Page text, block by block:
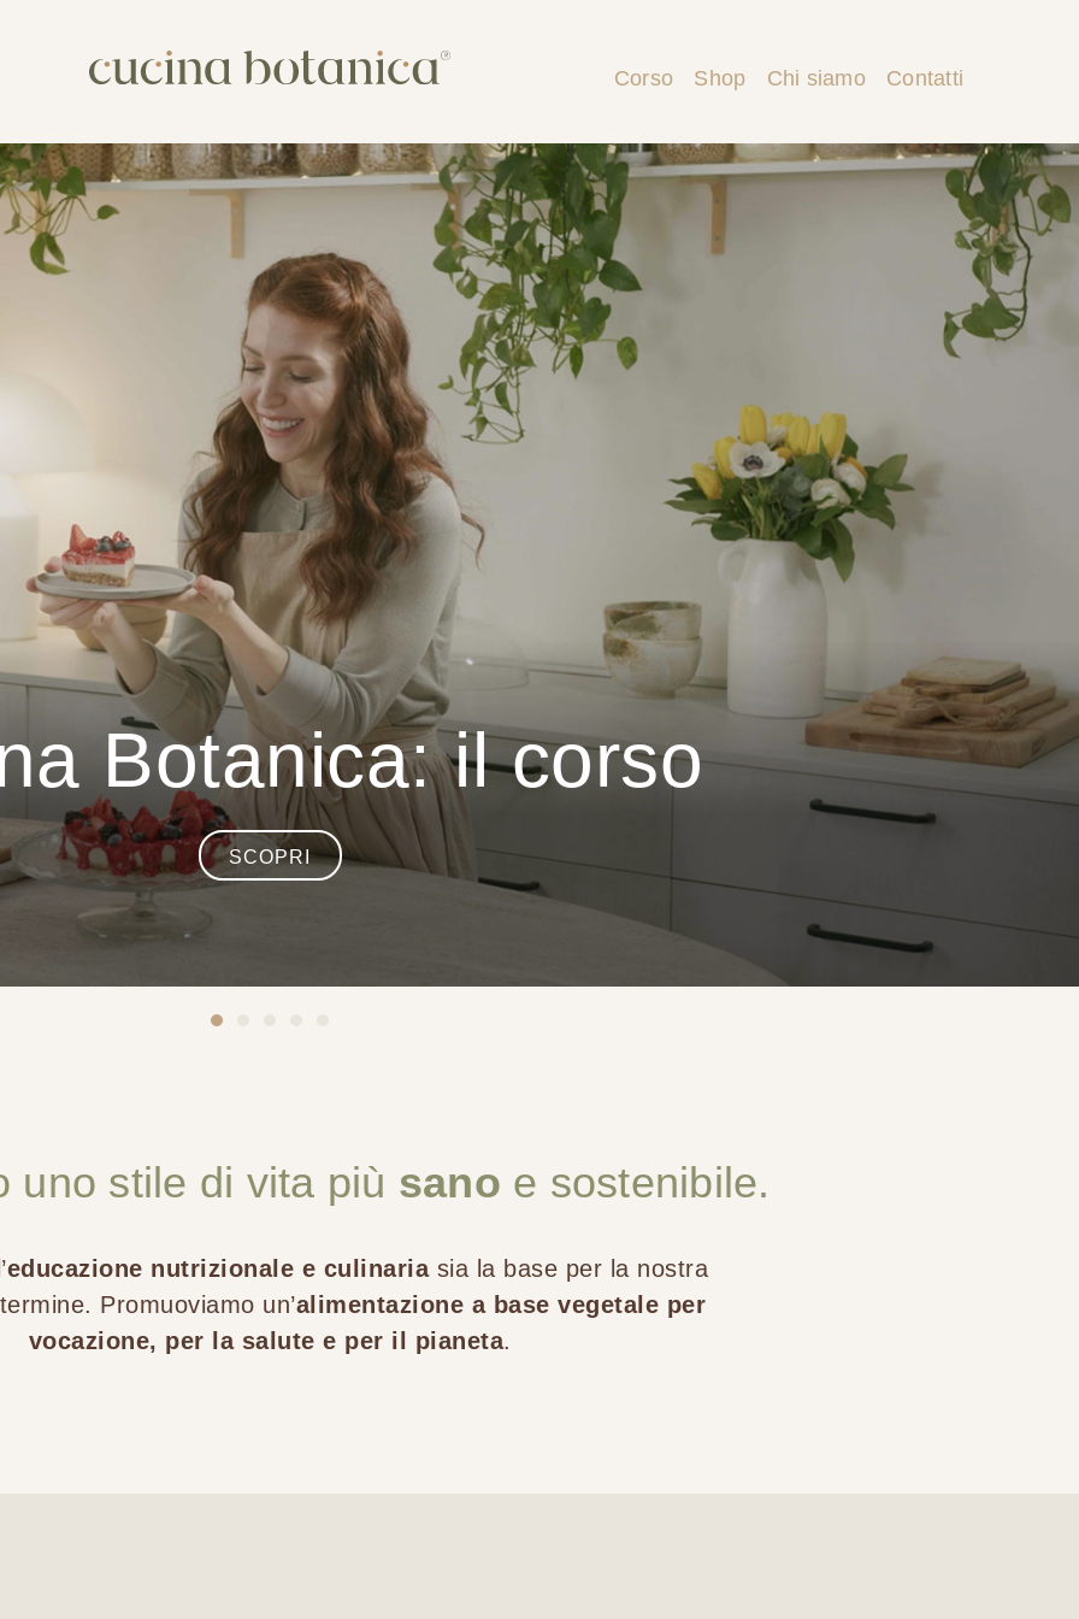
Corso Shop Chi siamo Contatti
Chi siamo
Contatti
Botanica: il corso
SCOPRI
uno stile di vita più sano e sostenibile.
educazione nutrizionale e culinariasia la base per la nostra
Promuoviamo un’alimentazione a base vegetale per
vocazione, per la salute e per il pianeta.